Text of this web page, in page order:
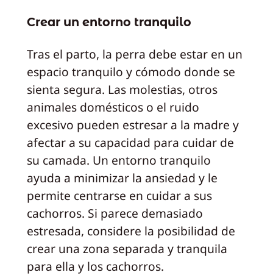
Crear un entorno tranquilo
Tras el parto, la perra debe estar en un
espacio tranquilo y cómodo donde se
sienta segura. Las molestias, otros
animales domésticos o el ruido
excesivo pueden estresar a la madre y
afectar a su capacidad para cuidar de
su camada. Un entorno tranquilo
ayuda a minimizar la ansiedad y le
permite centrarse en cuidar a sus
cachorros. Si parece demasiado
estresada, considere la posibilidad de
crear una zona separada y tranquila
para ella y los cachorros.